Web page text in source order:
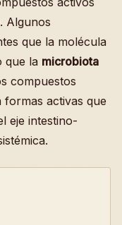
Algunos
que la molécula
que la microbiota
compuestos
activas que
eje intestino-